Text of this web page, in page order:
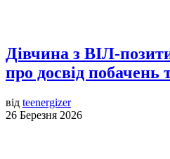
Дівчина з ВІЛ-
про досвід побачень
від teenergizer
26 Березня 2026